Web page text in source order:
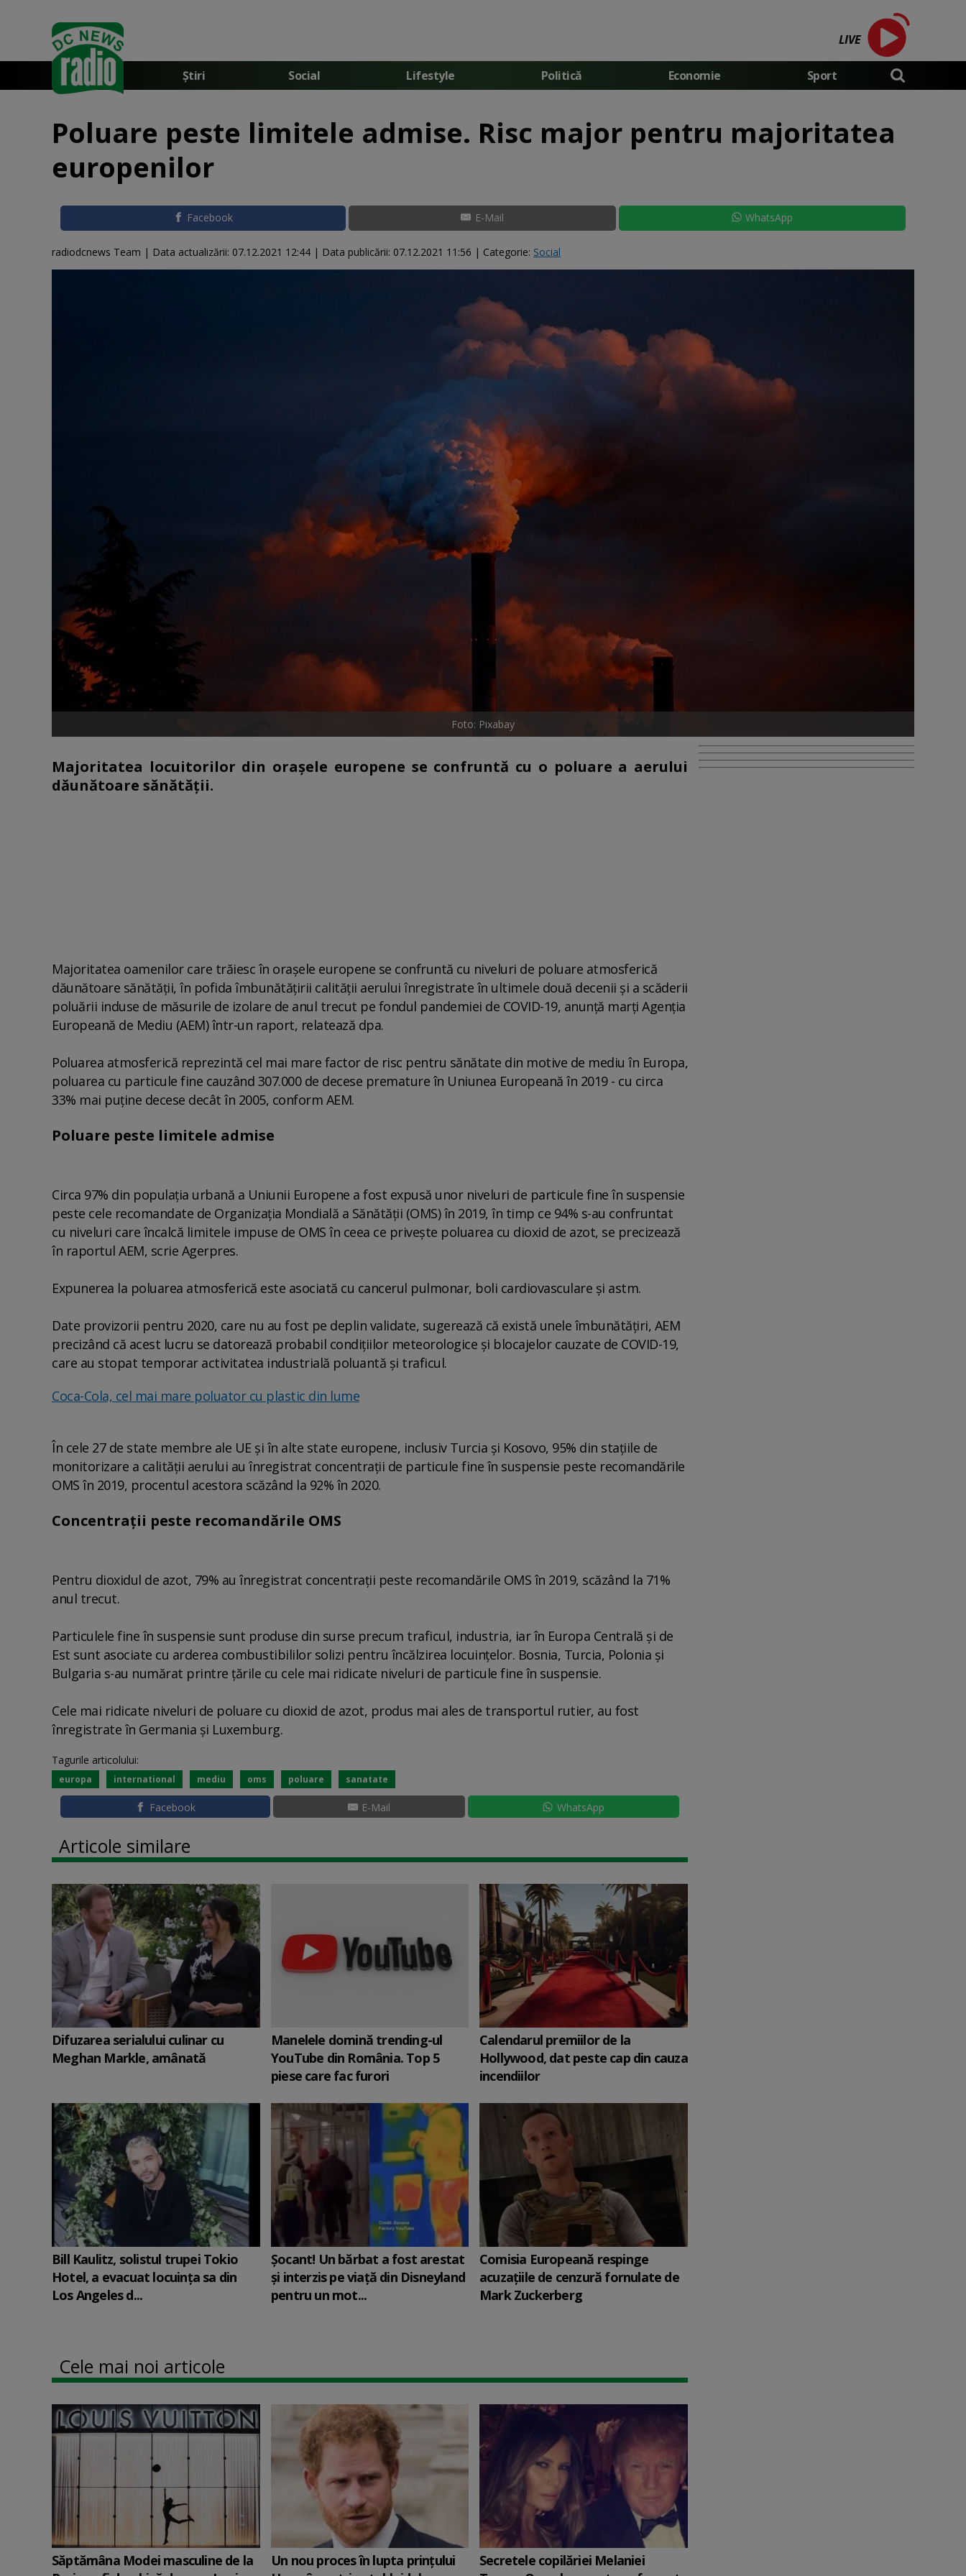
LIVE
Știri Social Lifestyle Politică Economie Sport
Poluare peste limitele admise. Risc major pentru majoritatea
europenilor
Facebook E-Mail WhatsApp
radiodcnews Team | Data actualizării: 07.12.2021 12:44 | Data publicării: 07.12.2021 11:56 | Categorie: Social
Foto: Pixabay
Majoritatea locuitorilor din oraşele europene se confruntă cu o poluare a aerului
dăunătoare sănătăţii.
Majoritatea oamenilor care trăiesc în oraşele europene se confruntă cu niveluri de poluare atmosferică
dăunătoare sănătăţii, în pofida îmbunătăţirii calităţii aerului înregistrate în ultimele două decenii şi a scăderii
poluării induse de măsurile de izolare de anul trecut pe fondul pandemiei de COVID-19, anunţă marţi Agenţia
Europeană de Mediu (AEM) într-un raport, relatează dpa.
Poluarea atmosferică reprezintă cel mai mare factor de risc pentru sănătate din motive de mediu în Europa,
poluarea cu particule fine cauzând 307.000 de decese premature în Uniunea Europeană în 2019 - cu circa
33% mai puţine decese decât în 2005, conform AEM.
Poluare peste limitele admise
Circa 97% din populaţia urbană a Uniunii Europene a fost expusă unor niveluri de particule fine în suspensie
peste cele recomandate de Organizaţia Mondială a Sănătăţii (OMS) în 2019, în timp ce 94% s-au confruntat
cu niveluri care încalcă limitele impuse de OMS în ceea ce priveşte poluarea cu dioxid de azot, se precizează
în raportul AEM, scrie Agerpres.
Expunerea la poluarea atmosferică este asociată cu cancerul pulmonar, boli cardiovasculare şi astm.
Date provizorii pentru 2020, care nu au fost pe deplin validate, sugerează că există unele îmbunătăţiri, AEM
precizând că acest lucru se datorează probabil condiţiilor meteorologice şi blocajelor cauzate de COVID-19,
care au stopat temporar activitatea industrială poluantă şi traficul.
Coca-Cola, cel mai mare poluator cu plastic din lume
În cele 27 de state membre ale UE şi în alte state europene, inclusiv Turcia şi Kosovo, 95% din staţiile de
monitorizare a calităţii aerului au înregistrat concentraţii de particule fine în suspensie peste recomandările
OMS în 2019, procentul acestora scăzând la 92% în 2020.
Concentrații peste recomandările OMS
Pentru dioxidul de azot, 79% au înregistrat concentraţii peste recomandările OMS în 2019, scăzând la 71%
anul trecut.
Particulele fine în suspensie sunt produse din surse precum traficul, industria, iar în Europa Centrală şi de
Est sunt asociate cu arderea combustibililor solizi pentru încălzirea locuinţelor. Bosnia, Turcia, Polonia şi
Bulgaria s-au numărat printre ţările cu cele mai ridicate niveluri de particule fine în suspensie.
Cele mai ridicate niveluri de poluare cu dioxid de azot, produs mai ales de transportul rutier, au fost
înregistrate în Germania şi Luxemburg.
Tagurile articolului:
europa international mediu oms poluare sanatate
Facebook E-Mail WhatsApp
Articole similare
Difuzarea serialului culinar cu
Meghan Markle, amânată
Manelele domină trending-ul
YouTube din România. Top 5
piese care fac furori
Calendarul premiilor de la
Hollywood, dat peste cap din cauza
incendiilor
Bill Kaulitz, solistul trupei Tokio
Hotel, a evacuat locuinţa sa din
Los Angeles d...
Șocant! Un bărbat a fost arestat
și interzis pe viață din Disneyland
pentru un mot...
Comisia Europeană respinge
acuzaţiile de cenzură fornulate de
Mark Zuckerberg
Cele mai noi articole
Săptămâna Modei masculine de la
Un nou proces în lupta prinţului
Secretele copilăriei Melaniei